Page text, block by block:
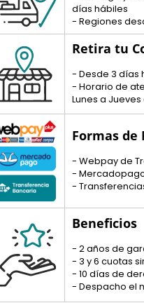
días hábiles
- Regiones
Retira tu
- Desde 3 días
- Horario de
Lunes a Jueves
Formas de
- Webpay de
-
-
Beneficios
- 2 años de
- 3 y 6 cuotas
- 10 días de
- Despacho el